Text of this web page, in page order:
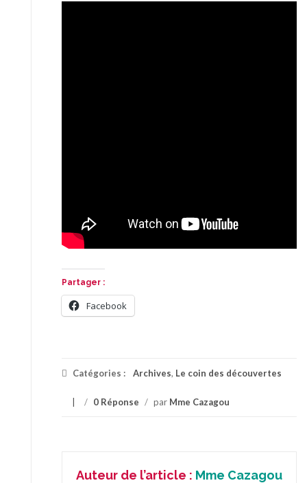
Partager :
Facebook
Catégories : Archives, Le coin des découvertes
/ 0 Réponse / par Mme Cazagou
Auteur de l’article : Mme Cazagou